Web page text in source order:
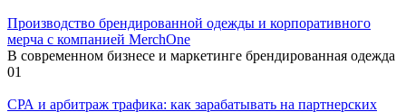
Производство брендированной одежды и корпоративного
мерча с компанией MerchOne
В современном бизнесе и маркетинге брендированная одежда
01
СРА и арбитраж трафика: как зарабатывать на партнерских